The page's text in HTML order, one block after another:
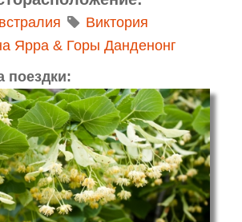
Виктория
Ярра & Горы Данденонг
поездки: